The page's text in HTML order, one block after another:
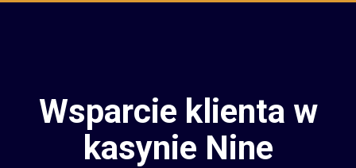
Wsparcie klienta w
kasynie Nine